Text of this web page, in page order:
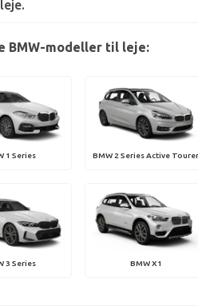
BMW-modeller til leje:
1 Series BMW 2 Series Active Tourer
3 Series BMW X1